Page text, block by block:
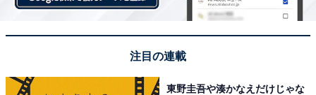
注目の連載
東野圭吾や湊かなえだけじゃな